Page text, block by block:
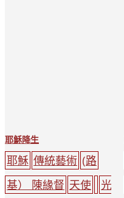
耶穌降生
耶穌 傳統藝術 (路
基） 陳緣督 天使
光